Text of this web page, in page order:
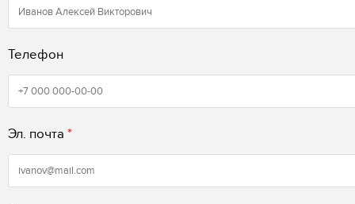
Телефон
Эл. почта *